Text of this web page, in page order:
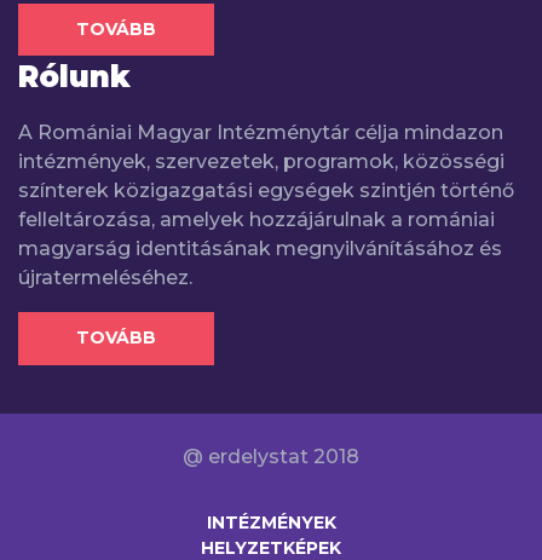
TOVÁBB
Rólunk
A Romániai Magyar Intézménytár célja mindazon
intézmények, szervezetek, programok, közösségi
színterek közigazgatási egységek szintjén történő
felleltározása, amelyek hozzájárulnak a romániai
magyarság identitásának megnyilvánításához és
újratermeléséhez.
TOVÁBB
@ erdelystat 2018
INTÉZMÉNYEK
HELYZETKÉPEK